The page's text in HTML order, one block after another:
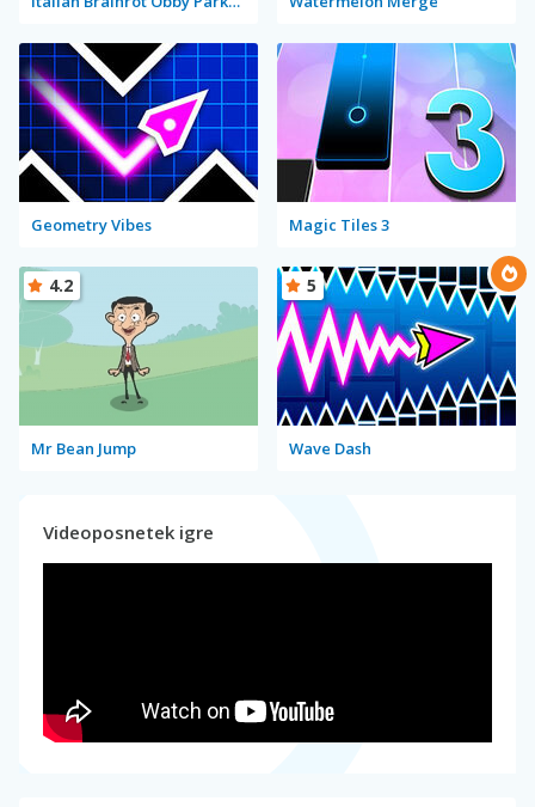
Geometry Vibes Magic Tiles 3
Mr Bean Jump
4.2
Wave Dash
5
Videoposnetek igre